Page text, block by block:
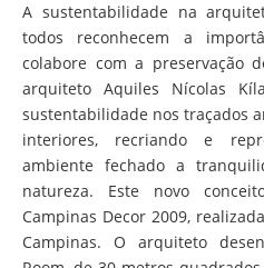
A sustentabilidade na
todos reconhecem a
colabore com a preservação
arquiteto Aquiles Nícolas
sustentabilidade nos traçados
interiores, recriando e
ambiente fechado a
natureza. Este novo
Campinas Decor 2009,
Campinas. O arquiteto